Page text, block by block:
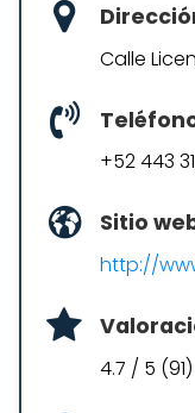
Calle
+52 443
Sitio
http://
4.7 / 5 (91)